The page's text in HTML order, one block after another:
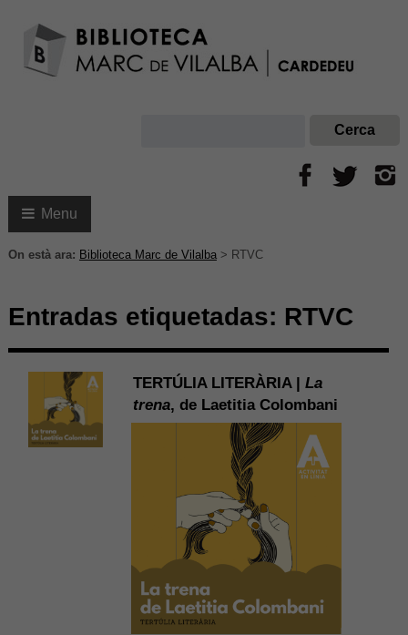
Menu
On està ara: Biblioteca Marc de Vilalba> RTVC
Entradas etiquetadas: RTVC
TERTÚLIA LITERÀRIA | La
trena, de Laetitia Colombani